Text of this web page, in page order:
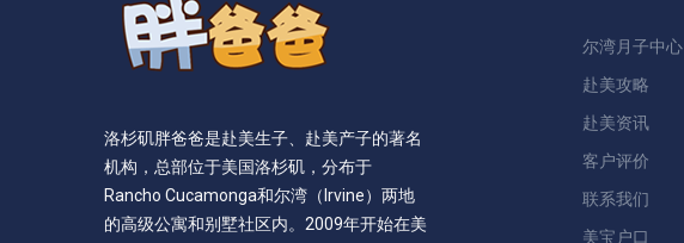
洛杉矶胖爸爸是赴美生子、赴美产子的著名
机构，总部位于美国洛杉矶，分布于
Rancho Cucamonga和尔湾（Irvine）两地
的高级公寓和别墅社区内。2009年开始在美
尔湾月子中心
赴美攻略
赴美资讯
客户评价
联系我们
美宝户口